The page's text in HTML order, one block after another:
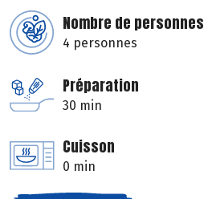
Nombre de personnes
4 personnes
Préparation
30 min
Cuisson
0 min